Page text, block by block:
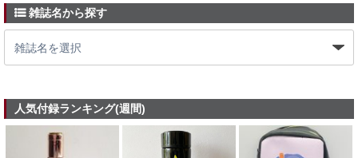
雑誌名から探す
人気付録ランキング(週間)